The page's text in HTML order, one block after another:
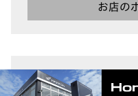
お店の